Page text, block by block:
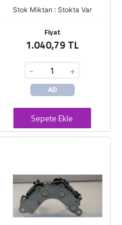
Stok Miktarı : Stokta Var
Fiyat
1.040,79 TL
- +
AD
Sepete Ekle